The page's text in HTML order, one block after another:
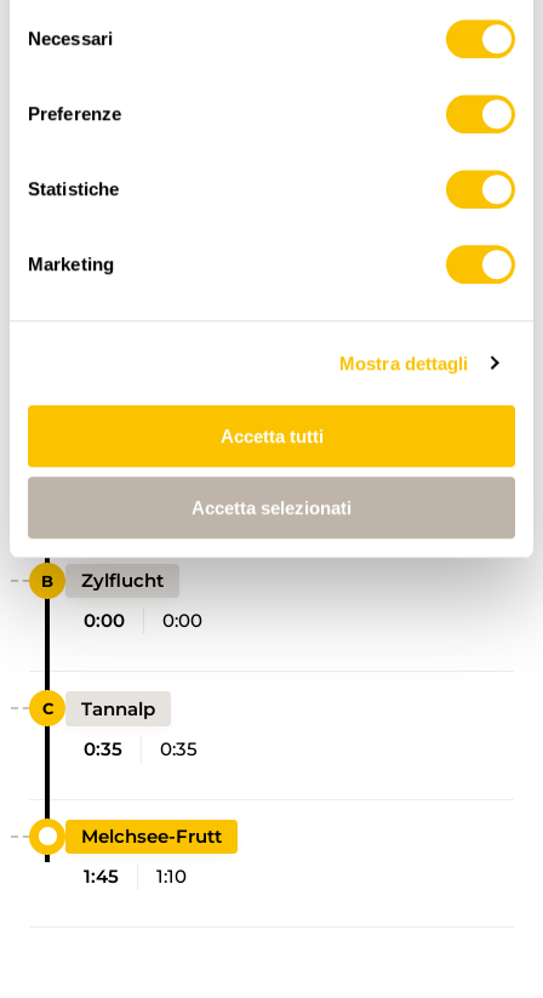
delNecessari
Preferenze
Statistiche
Marketing
Mostra dettagli
Accetta tutti
Accetta selezionati
Dati:
Winterlicken
Zylflucht
0:00
0:00
Tannalp
0:35
0:35
Melchsee-Frutt
1:45
1:10